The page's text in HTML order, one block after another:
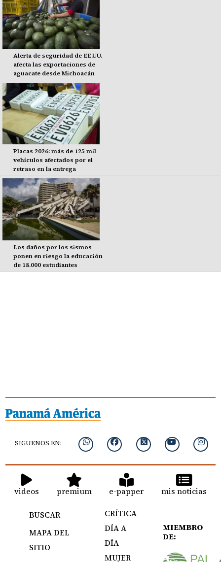
Alerta de seguridad de EE.UU.
afecta las exportaciones de
aguacate desde Michoacán
Placas 2026: más de 125 mil
vehículos afectados por el
retraso en la entrega
Los daños por los sismos
ponen en riesgo la educación
de 18.000 estudiantes
SIGUENOS EN:
videos premium e-papper mis noticias
BUSCAR
MAPA DEL
SITIO
CRÍTICA
DÍA A
DÍA
MUJER
MIEMBRO
DE: